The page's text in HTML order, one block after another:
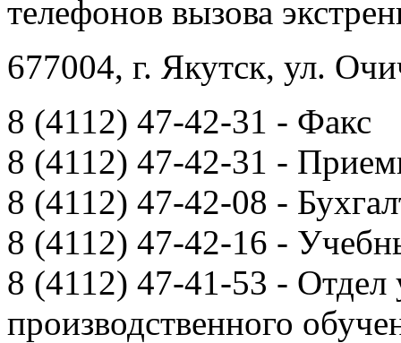
телефонов вызова
677004, г. Якутск, ул.
8 (4112) 47-42-31 - Факс
8 (4112) 47-42-31 -
8 (4112) 47-42-08 -
8 (4112) 47-42-16 -
8 (4112) 47-41-53 - Отдел
производственного